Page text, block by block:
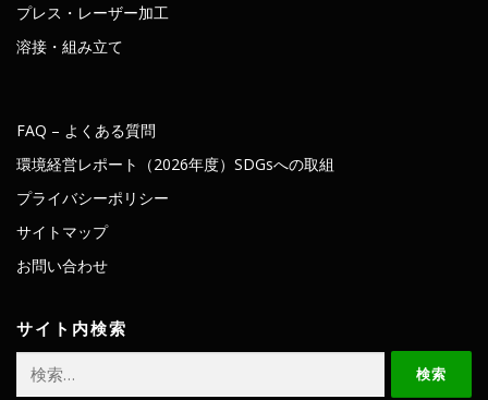
プレス・レーザー加工
溶接・組み立て
FAQ – よくある質問
環境経営レポート（2026年度）SDGsへの取組
プライバシーポリシー
サイトマップ
お問い合わせ
サイト内検索
索: